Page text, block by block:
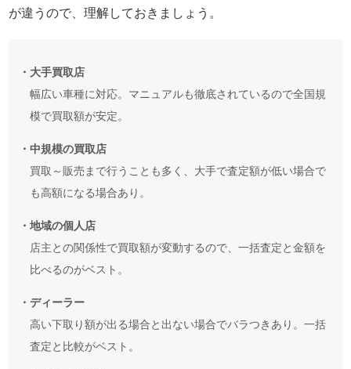
が違うので、理解しておきましょう。
・大手買取店
幅広い車種に対応。マニュアルも徹底されているので全国規
模で買取額が安定。
・中規模の買取店
買取～販売まで行うことも多く、大手で査定額が低い場合で
も高額になる場合あり。
・地域の個人店
店主との関係性で買取額が変動するので、一括査定と金額を
比べるのがベスト。
・ディーラー
高い下取り額が出る場合と出ない場合でバラつきあり。一括
査定と比較がベスト。